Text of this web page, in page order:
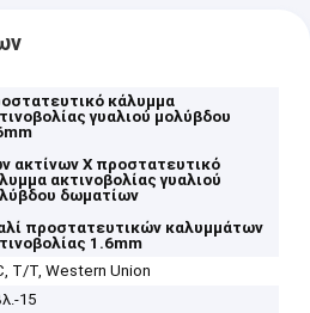
κάλυμμα
γυαλιού μολύβδου
ακτίνων X προστατευτικό
ακτινοβολίας γυαλιού
δωματίων
προστατευτικών καλυμμάτων
1.6mm
T/T, Western Union
15